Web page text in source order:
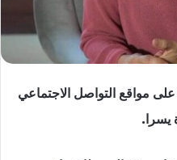
مواقع التواصل الاجتماعي
يسرا.